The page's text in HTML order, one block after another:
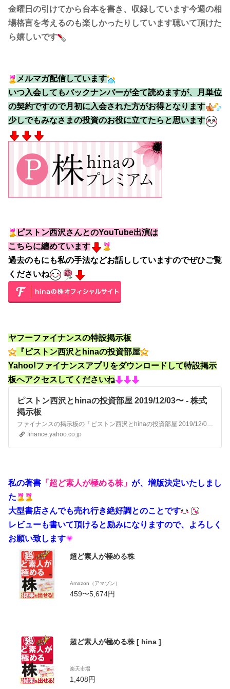
金曜日の引けてから台本を書き、収録しています今週の相
場格言を考えるのも楽しかったりしています聴いて頂けた
ら嬉しいです
メルマガ配信しています
いつ入会してもバックナンバーが全て読めますが、月単位
の契約ですので月初に入会された方がお得となります
少しでもみなさまの投資のお役に立てたらと思います
ピストン西沢さんとのYouTube出演は
こちらに纏めています
過去のもにも私の手法などお話ししていますのでぜひご覧
くださいね
ヤフーファイナンスの特設掲示板
『ピストン西沢とhinaの投資部屋
Yahoo!ファイナンスアプリをダウンロードして特設掲示
板へアクセスしてくださいね
ピストン西沢とhinaの投資部屋 2019/12/03〜 - 株式
掲示板
ファイナンスの掲示板の「ピストン西沢とhinaの投資部屋 2019/12/03〜」のスレッド。J-WAVE連動企画 RADIO PORTFOLIO 『ピストン西沢とhinaの、投資っておもしろい！』 J-WAVE GROOVE LI…
finance.yahoo.co.jp
私の著書 「超ど素人が極める株」 が、増版決定いたしまし
た
大型書店さんでも売れ行き絶好調とのことです
レビューも書いて頂けると励みになりますので、よろしく
お願い致します
超ど素人が極める株
Amazon（アマゾン）
459〜5,674円
超ど素人が極める株 [ hina ]
楽天市場
1,408円